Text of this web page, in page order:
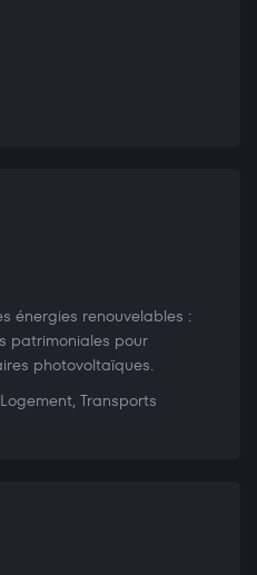
énergies renouvelables :
patrimoniales pour
photovoltaïques.
Transports